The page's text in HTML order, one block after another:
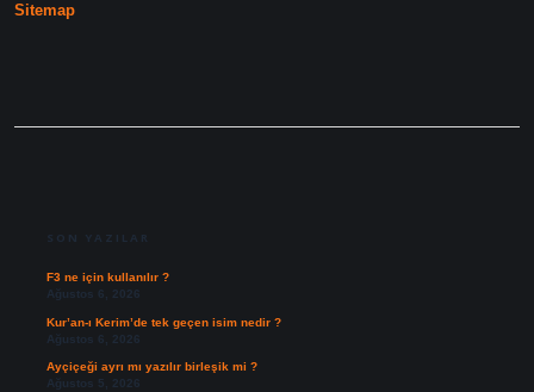
Sitemap
SON YAZILAR
F3 ne için kullanılır ?
Ağustos 6, 2026
Kur’an-ı Kerim’de tek geçen isim nedir ?
Ağustos 6, 2026
Ayçiçeği ayrı mı yazılır birleşik mi ?
Ağustos 5, 2026